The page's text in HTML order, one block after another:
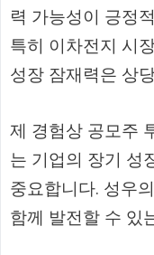
력 가능성이 긍정
특히 이차전지 시
성장 잠재력은 상
제 경험상 공모주
는 기업의 장기 성
중요합니다. 성우
함께 발전할 수 있